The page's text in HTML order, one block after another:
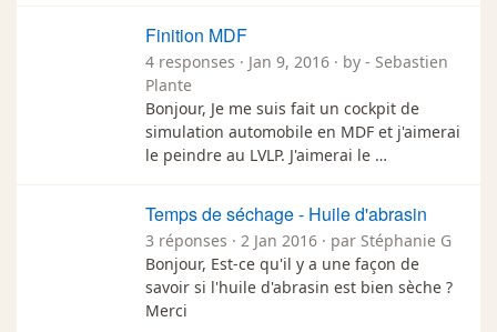
Finition MDF
4 responses · Jan 9, 2016 · by - Sebastien
Plante
Bonjour, Je me suis fait un cockpit de
simulation automobile en MDF et j'aimerai
le peindre au LVLP. J'aimerai le …
Temps de séchage - Huile d'abrasin
3 réponses · 2 Jan 2016 · par Stéphanie G
Bonjour, Est-ce qu'il y a une façon de
savoir si l'huile d'abrasin est bien sèche ?
Merci